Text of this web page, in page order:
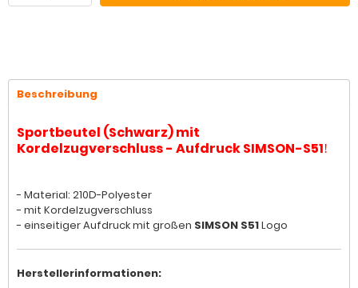
Beschreibung
Sportbeutel (Schwarz) mit
Kordelzugverschluss - Aufdruck SIMSON-S51!
- Material: 210D-Polyester
- mit Kordelzugverschluss
- einseitiger Aufdruck mit großen SIMSON S51Logo
Herstellerinformationen: